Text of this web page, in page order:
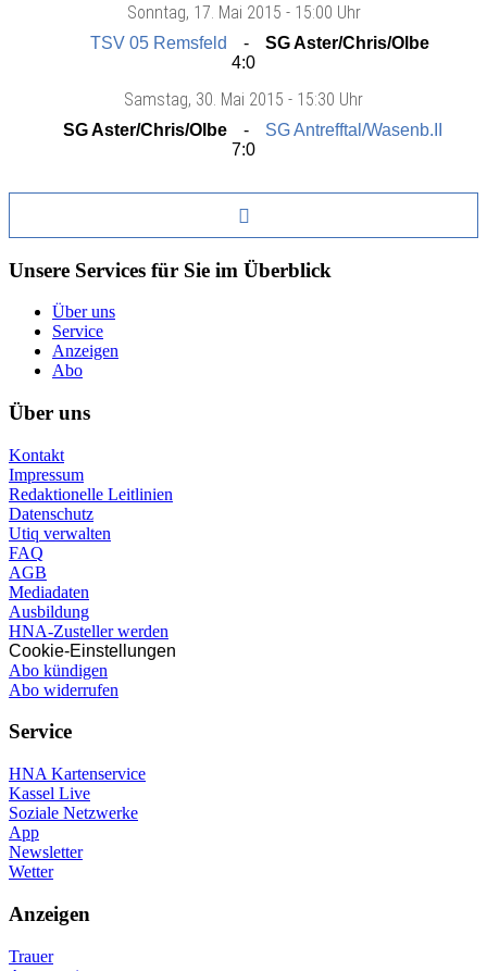
Sonntag, 17. Mai 2015 - 15:00 Uhr
TSV 05 Remsfeld
SG Aster/Chris/Olbe
4:0
Samstag, 30. Mai 2015 - 15:30 Uhr
SG Aster/Chris/Olbe
SG Antrefftal/Wasenb.II
7:0
Unsere Services für Sie im Überblick
Über uns
Service
Anzeigen
Abo
Über uns
Kontakt
Impressum
Redaktionelle Leitlinien
Datenschutz
Utiq verwalten
FAQ
AGB
Mediadaten
Ausbildung
HNA-Zusteller werden
Cookie-Einstellungen
Abo kündigen
Abo widerrufen
Service
HNA Kartenservice
Kassel Live
Soziale Netzwerke
App
Newsletter
Wetter
Anzeigen
Trauer